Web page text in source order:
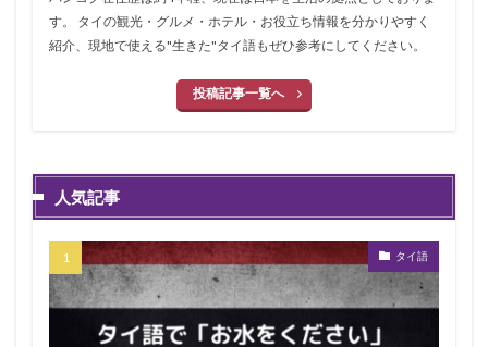
す。 タイの観光・グルメ・ホテル・お役立ち情報を分かりやすく
紹介、現地で使える"生きた"タイ語もぜひ参考にしてください。
投稿記事一覧へ
人気記事
タイ語